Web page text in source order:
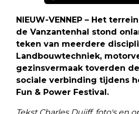
NIEUW-VENNEP – Het
de Vanzantenhal stond
teken van meerdere
Landbouwtechniek,
gezinsvermaak toverden
sociale verbinding tijdens
Fun & Power Festival.